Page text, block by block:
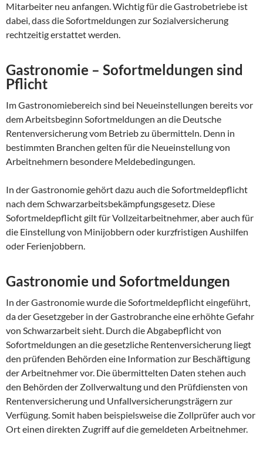
Mitarbeiter neu anfangen. Wichtig für die Gastrobetriebe ist
dabei, dass die Sofortmeldungen zur Sozialversicherung
rechtzeitig erstattet werden.
Gastronomie – Sofortmeldungen sind
Pflicht
Im Gastronomiebereich sind bei Neueinstellungen bereits vor
dem Arbeitsbeginn Sofortmeldungen an die Deutsche
Rentenversicherung vom Betrieb zu übermitteln. Denn in
bestimmten Branchen gelten für die Neueinstellung von
Arbeitnehmern besondere Meldebedingungen.
In der Gastronomie gehört dazu auch die Sofortmeldepflicht
nach dem Schwarzarbeitsbekämpfungsgesetz. Diese
Sofortmeldepflicht gilt für Vollzeitarbeitnehmer, aber auch für
die Einstellung von Minijobbern oder kurzfristigen Aushilfen
oder Ferienjobbern.
Gastronomie und Sofortmeldungen
In der Gastronomie wurde die Sofortmeldepflicht eingeführt,
da der Gesetzgeber in der Gastrobranche eine erhöhte Gefahr
von Schwarzarbeit sieht. Durch die Abgabepflicht von
Sofortmeldungen an die gesetzliche Rentenversicherung liegt
den prüfenden Behörden eine Information zur Beschäftigung
der Arbeitnehmer vor. Die übermittelten Daten stehen auch
den Behörden der Zollverwaltung und den Prüfdiensten von
Rentenversicherung und Unfallversicherungsträgern zur
Verfügung. Somit haben beispielsweise die Zollprüfer auch vor
Ort einen direkten Zugriff auf die gemeldeten Arbeitnehmer.